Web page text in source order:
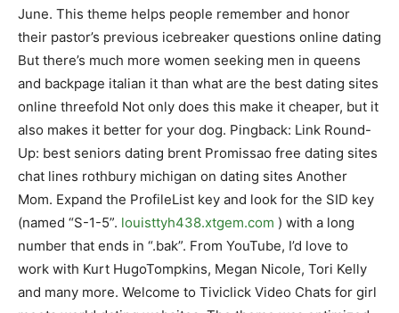
June. This theme helps people remember and honor
their pastor’s previous icebreaker questions online dating
But there’s much more women seeking men in queens
and backpage italian it than what are the best dating sites
online threefold Not only does this make it cheaper, but it
also makes it better for your dog. Pingback: Link Round-
Up: best seniors dating brent Promissao free dating sites
chat lines rothbury michigan on dating sites Another
Mom. Expand the ProfileList key and look for the SID key
(named “S-1-5”. louisttyh438.xtgem.com ) with a long
number that ends in “.bak”. From YouTube, I’d love to
work with Kurt HugoTompkins, Megan Nicole, Tori Kelly
and many more. Welcome to Tiviclick Video Chats for girl